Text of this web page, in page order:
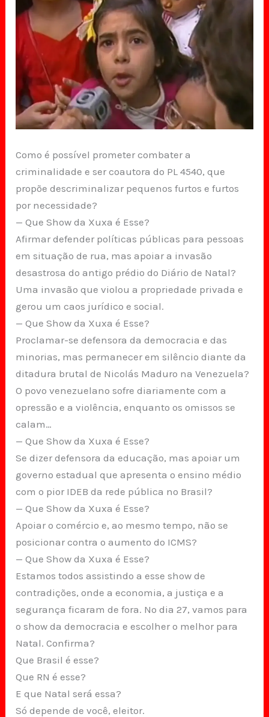
Como é possível prometer combater a
criminalidade e ser coautora do PL 4540, que
propõe descriminalizar pequenos furtos e furtos
por necessidade?
— Que Show da Xuxa é Esse?
Afirmar defender políticas públicas para pessoas
em situação de rua, mas apoiar a invasão
desastrosa do antigo prédio do Diário de Natal?
Uma invasão que violou a propriedade privada e
gerou um caos jurídico e social.
— Que Show da Xuxa é Esse?
Proclamar-se defensora da democracia e das
minorias, mas permanecer em silêncio diante da
ditadura brutal de Nicolás Maduro na Venezuela?
O povo venezuelano sofre diariamente com a
opressão e a violência, enquanto os omissos se
calam…
— Que Show da Xuxa é Esse?
Se dizer defensora da educação, mas apoiar um
governo estadual que apresenta o ensino médio
com o pior IDEB da rede pública no Brasil?
— Que Show da Xuxa é Esse?
Apoiar o comércio e, ao mesmo tempo, não se
posicionar contra o aumento do ICMS?
— Que Show da Xuxa é Esse?
Estamos todos assistindo a esse show de
contradições, onde a economia, a justiça e a
segurança ficaram de fora. No dia 27, vamos para
o show da democracia e escolher o melhor para
Natal. Confirma?
Que Brasil é esse?
Que RN é esse?
E que Natal será essa?
Só depende de você, eleitor.